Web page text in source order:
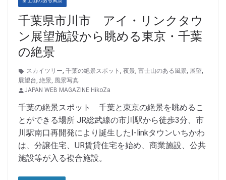
千葉県市川市 アイ・リンクタウ
ン展望施設から眺める東京・千葉
の絶景
スカイツリー, 千葉の絶景スポット , 夜景, 富士山のある風景, 展望,
展望台, 絶景, 風景写真
JAPAN WEB MAGAZINE HikoZa
千葉の絶景スポット 千葉と東京の絶景を眺めるこ
とができる場所 JR総武線の市川駅から徒歩3分、市
川駅南口再開発により誕生したI-linkタウンいちかわ
は、分譲住宅、UR賃貸住宅を始め、商業施設、公共
施設等が入る複合施設。